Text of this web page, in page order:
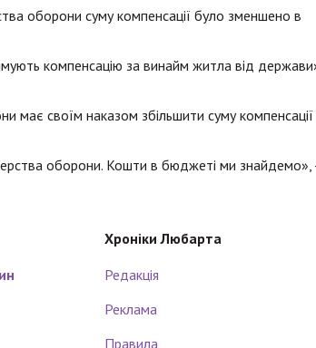
оборони суму компенсації було зменшено в
компенсацію за винайм житла від
має своїм наказом збільшити суму компенсації
оборони. Кошти в бюджеті ми знайдемо»,
Хроніки Любарта
Редакція
Реклама
Правила